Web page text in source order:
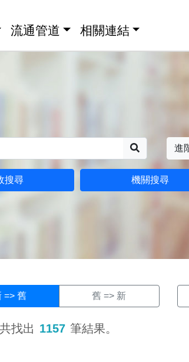
流通管道 相關連結
進
搜尋 機關搜尋
=> 舊 舊 => 新
找出 1157 筆結果。